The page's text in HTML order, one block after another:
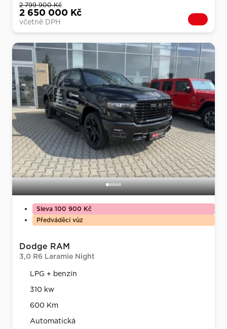
2 799 900 Kč
2 650 000 Kč
včetně DPH
Sleva 100 900 Kč
Předváděcí vůz
Dodge RAM
3,0 R6 Laramie Night
LPG + benzín
310 kw
600 Km
Automatická